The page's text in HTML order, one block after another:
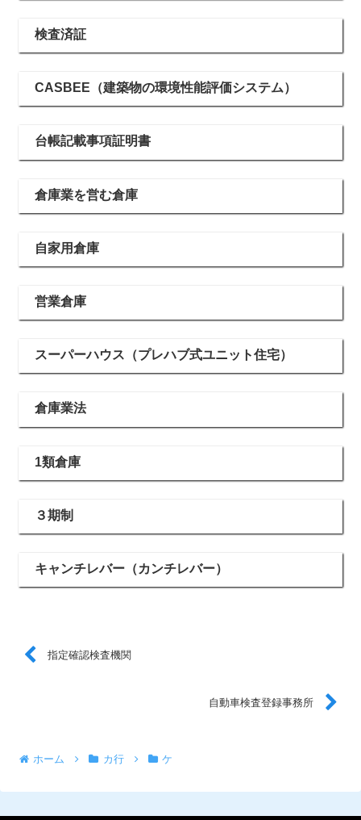
検査済証
CASBEE（建築物の環境性能評価システム）
台帳記載事項証明書
倉庫業を営む倉庫
自家用倉庫
営業倉庫
スーパーハウス（プレハブ式ユニット住宅）
倉庫業法
1類倉庫
３期制
キャンチレバー（カンチレバー）
指定確認検査機関
自動車検査登録事務所
ホーム カ行 ケ